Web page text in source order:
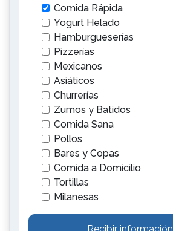
Comida Rápida
Yogurt Helado
Hamburgueserías
Pizzerías
Mexicanos
Asiáticos
Churrerías
Zumos y Batidos
Comida Sana
Pollos
Bares y Copas
Comida a Domicilio
Tortillas
Milanesas